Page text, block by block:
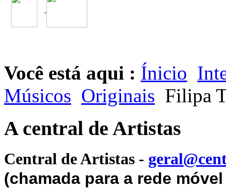
Você está aqui : Ínicio
Músicos Originais Filipa
A central de Artistas
Central de Artistas -
(chamada para a rede